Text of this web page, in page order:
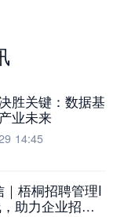
胜关键：数据基
业未来
14:45
梧桐招聘管理I
助力企业招聘